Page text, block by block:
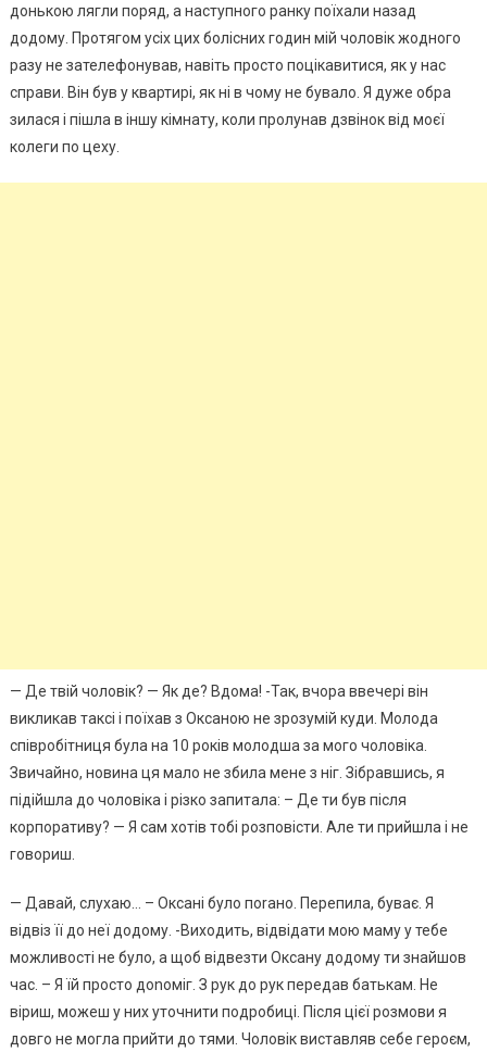
донькою лягли поряд, а наступного ранку поїхали назад
додому. Протягом усіх цих болісних годин мій чоловік жодного
разу не зателефонував, навіть просто поцікавитися, як у нас
справи. Він був у квартирі, як ні в чому не бувало. Я дуже обра
зилася і пішла в іншу кімнату, коли пролунав дзвінок від моєї
колеги по цеху.
— Де твій чоловік? — Як де? Вдома! -Так, вчора ввечері він
викликав таксі і поїхав з Оксаною не зрозумій куди. Молода
співробітниця була на 10 років молодша за мого чоловіка.
Звичайно, новина ця мало не збила мене з ніг. Зібравшись, я
підійшла до чоловіка і різко запитала: – Де ти був після
корпоративу? — Я сам хотів тобі розповісти. Але ти прийшла і не
говориш.
— Давай, слухаю… – Оксані було поrано. Перепила, буває. Я
відвіз її до неї додому. -Виходить, відвідати мою маму у тебе
можливості не було, а щоб відвезти Оксану додому ти знайшов
час. – Я їй просто доnоміг. З рук до рук передав батькам. Не
віриш, можеш у них уточнити подробиці. Після цієї розмови я
довго не могла прийти до тями. Чоловік виставляв себе героєм,